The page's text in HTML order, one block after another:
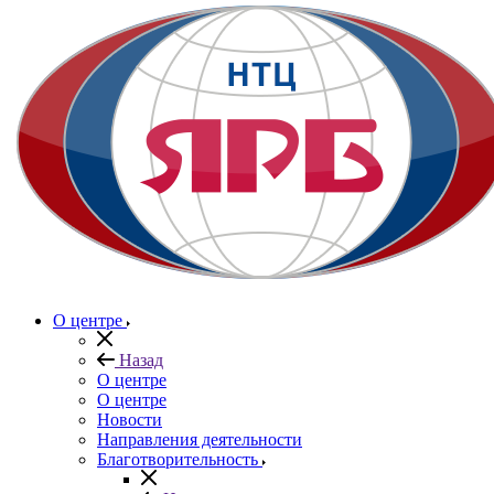
О центре
Назад
О центре
О центре
Новости
Направления деятельности
Благотворительность